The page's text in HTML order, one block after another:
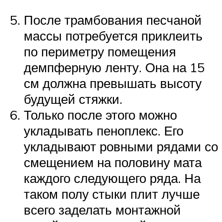
После трамбования песчаной
массы потребуется приклеить
по периметру помещения
демпферную ленту. Она на 15
см должна превышать высоту
будущей стяжки.
Только после этого можно
укладывать пеноплекс. Его
укладывают ровными рядами со
смещением на половину мата
каждого следующего ряда. На
таком полу стыки плит лучше
всего заделать монтажной